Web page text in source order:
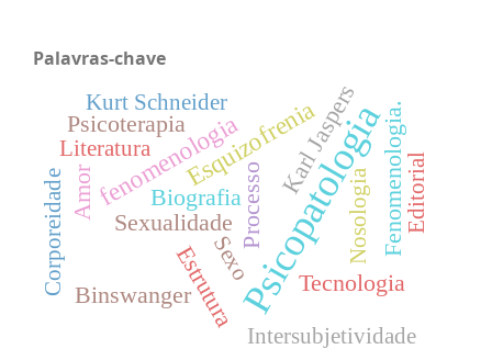
Palavras-chave
Psicopatologia
Esquizofrenia
fenomenologia Karl Jaspers
Biografia
Sexualidade
Amor Fenomenologia.
Tecnologia
Estrutura
Binswanger
Psicoterapia
Processo
Intersubjetividade
Nosologia Editorial
Kurt Schneider
Literatura
Sexo
Corporeidade